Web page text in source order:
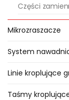
Części
Mikrozraszacze
System
Linie kroplujące
Taśmy